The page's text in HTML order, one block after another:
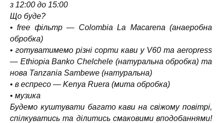
з 12:00 до 15:00
Що буде?
• free фільтр — Colombia La Macarena (анаеробна
обробка)
• готуватимемо різні сорти кави у V60 та aeropress
— Ethiopia Banko Chelchele (натуральна обробка) та
нова Tanzania Sambewe (натуральна)
• в еспресо — Kenya Ruera (мита обробка)
• музика
Будемо куштувати багато кави на свіжому повітрі,
спілкуватись та ділитись смаковими вподобаннями!